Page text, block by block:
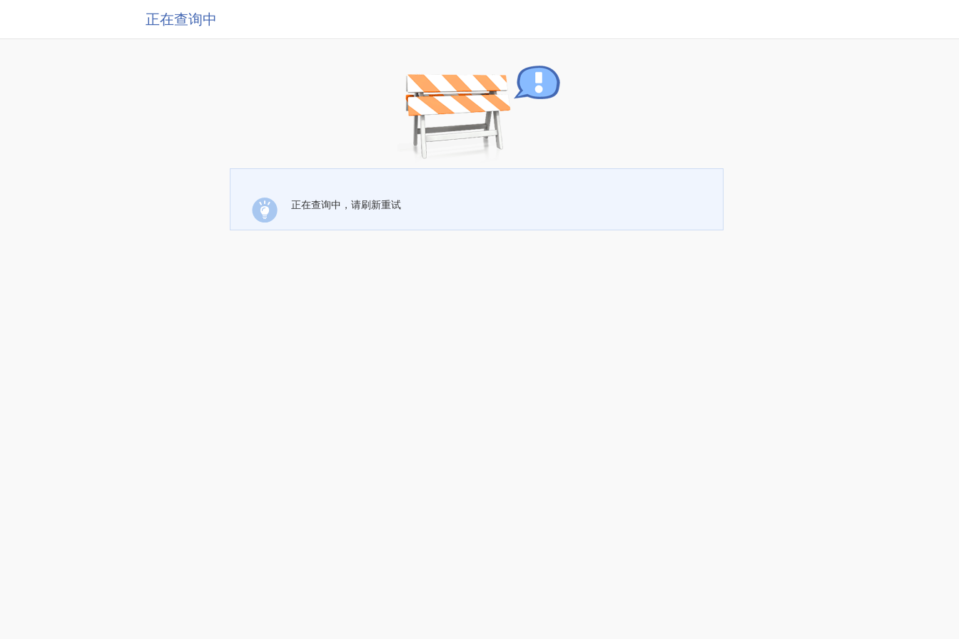
正在查询中
正在查询中，请刷新重试